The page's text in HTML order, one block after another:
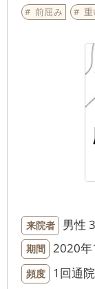
前屈み
来院者 男性
期間 2020年
頻度 1回通院